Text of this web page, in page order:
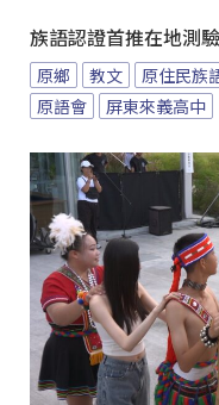
族語認證首推在地測
原鄉 教文 原住民族
原語會
屏東來義高中